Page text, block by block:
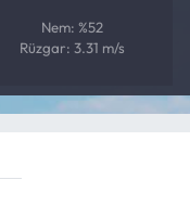
Nem: %52
Rüzgar: 3.31 m/s